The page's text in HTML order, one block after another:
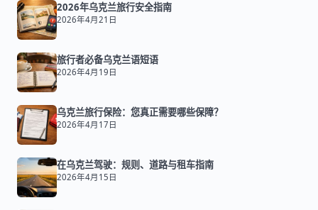
2026年乌克兰旅行安全指南
2026年4月21日
旅行者必备乌克兰语短语
2026年4月19日
乌克兰旅行保险：您真正需要哪些保障？
2026年4月17日
在乌克兰驾驶：规则、道路与租车指南
2026年4月15日